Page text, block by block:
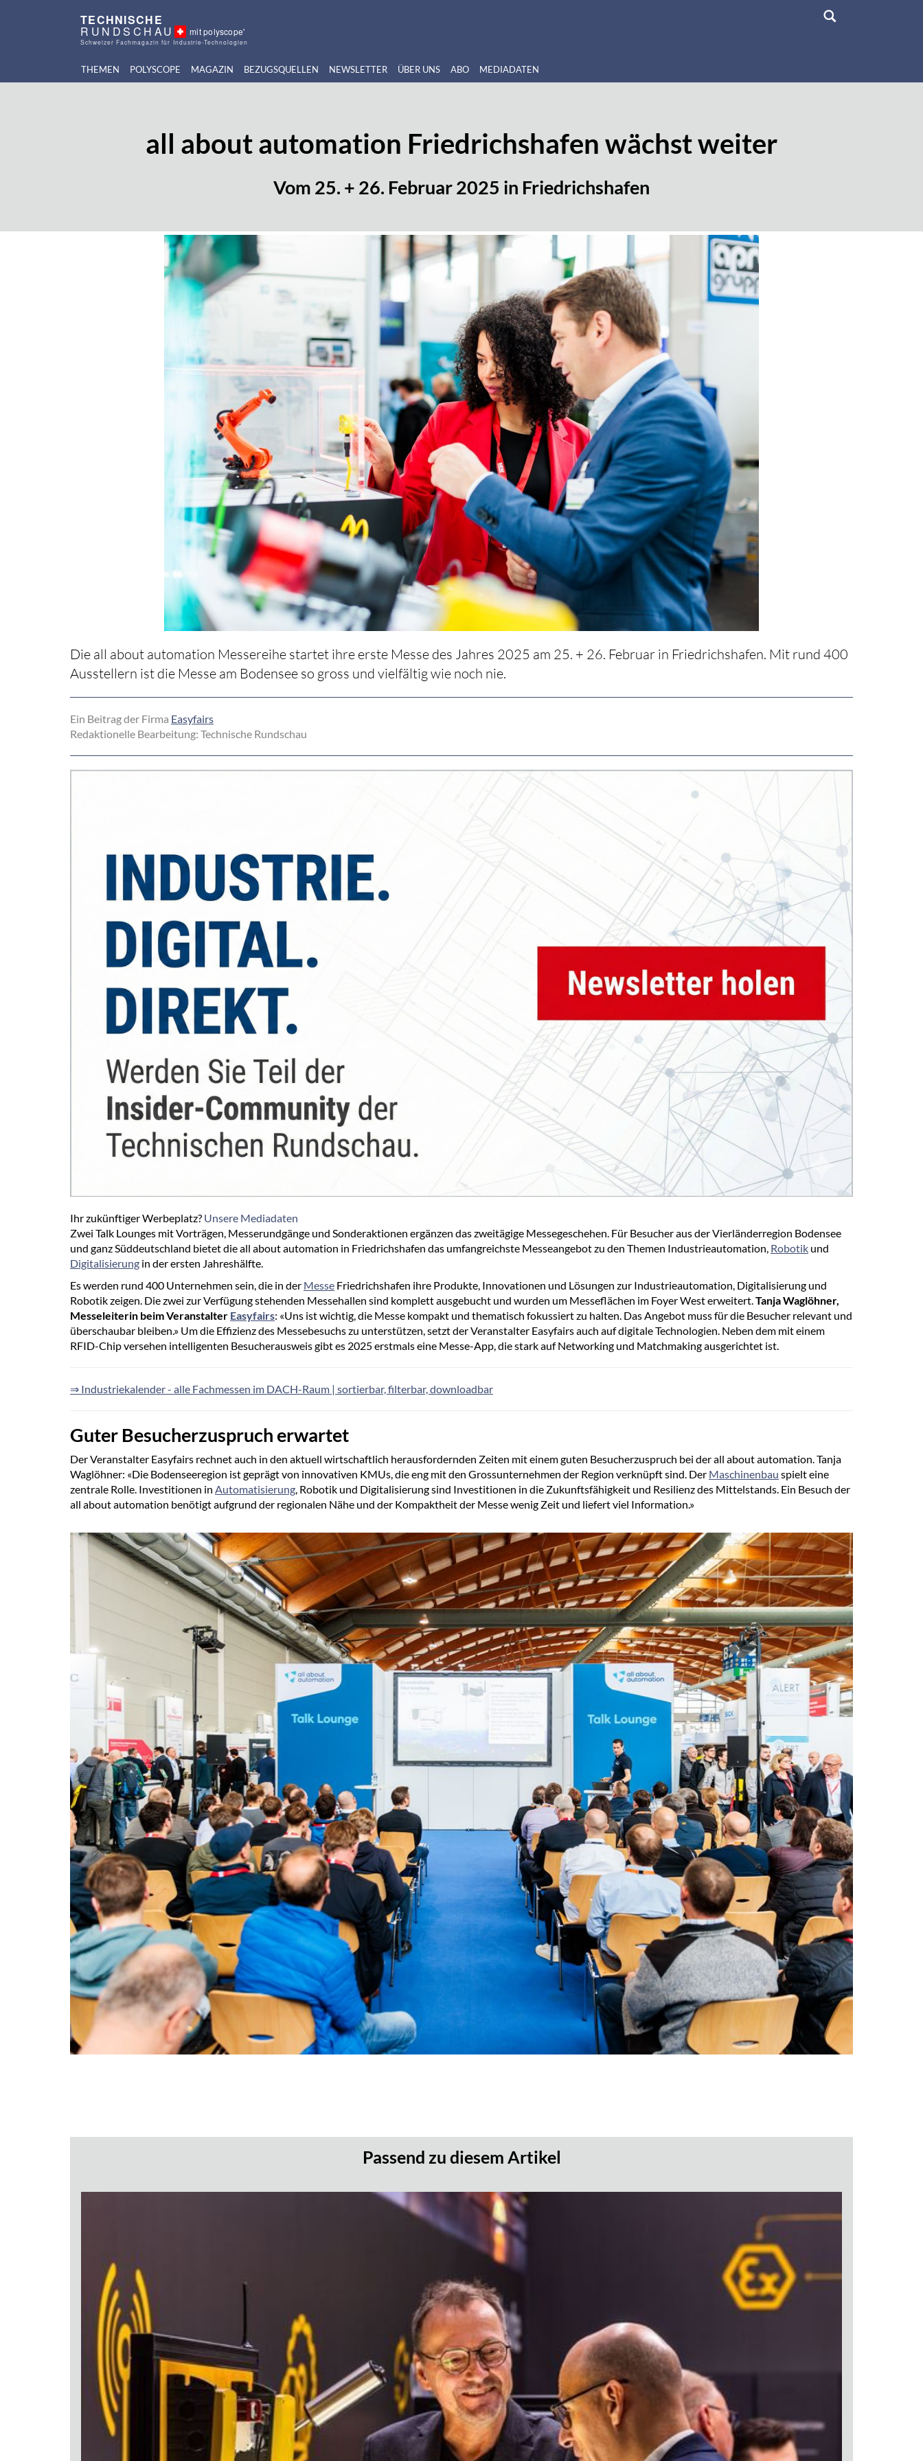
TECHNISCHE
RUNDSCHAU mit polyscope'
Schweizer Fachmagazin für Industrie-Technologien
THEMEN POLYSCOPE MAGAZIN BEZUGSQUELLEN NEWSLETTER ÜBER UNS ABO MEDIADATEN
all about automation Friedrichshafen wächst weiter
Vom 25. + 26. Februar 2025 in Friedrichshafen
Die all about automation Messereihe startet ihre erste Messe des Jahres 2025 am 25. + 26. Februar in Friedrichshafen. Mit rund 400
Ausstellern ist die Messe am Bodensee so gross und vielfältig wie noch nie.
Ein Beitrag der Firma Easyfairs
Redaktionelle Bearbeitung: Technische Rundschau
Ihr zukünftiger Werbeplatz? Unsere Mediadaten
Zwei Talk Lounges mit Vorträgen, Messerundgänge und Sonderaktionen ergänzen das zweitägige Messegeschehen. Für Besucher aus der Vierländerregion Bodensee
und ganz Süddeutschland bietet die all about automation in Friedrichshafen das umfangreichste Messeangebot zu den Themen Industrieautomation, Robotik und
Digitalisierung in der ersten Jahreshälfte.
Es werden rund 400 Unternehmen sein, die in der Messe Friedrichshafen ihre Produkte, Innovationen und Lösungen zur Industrieautomation, Digitalisierung und
Robotik zeigen. Die zwei zur Verfügung stehenden Messehallen sind komplett ausgebucht und wurden um Messeflächen im Foyer West erweitert.Tanja Waglöhner,
Messeleiterin beim Veranstalter Easyfairs: «Uns ist wichtig, die Messe kompakt und thematisch fokussiert zu halten. Das Angebot muss für die Besucher relevant und
überschaubar bleiben.» Um die Effizienz des Messebesuchs zu unterstützen, setzt der Veranstalter Easyfairs auch auf digitale Technologien. Neben dem mit einem
RFID-Chip versehen intelligenten Besucherausweis gibt es 2025 erstmals eine Messe-App, die stark auf Networking und Matchmaking ausgerichtet ist.
⇒ Industriekalender - alle Fachmessen im DACH-Raum | sortierbar, filterbar, downloadbar
Guter Besucherzuspruch erwartet
Der Veranstalter Easyfairs rechnet auch in den aktuell wirtschaftlich herausfordernden Zeiten mit einem guten Besucherzuspruch bei der all about automation. Tanja
Waglöhner: «Die Bodenseeregion ist geprägt von innovativen KMUs, die eng mit den Grossunternehmen der Region verknüpft sind. Der Maschinenbau spielt eine
zentrale Rolle. Investitionen in Automatisierung, Robotik und Digitalisierung sind Investitionen in die Zukunftsfähigkeit und Resilienz des Mittelstands. Ein Besuch der
all about automation benötigt aufgrund der regionalen Nähe und der Kompaktheit der Messe wenig Zeit und liefert viel Information.»
Passend zu diesem Artikel